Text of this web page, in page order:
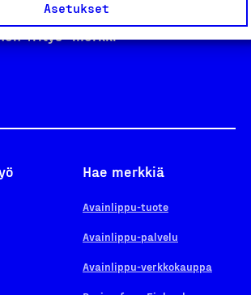
Asetukset
Yritys -merkki
Hae merkkiä
Avainlippu-tuote
Avainlippu-palvelu
Avainlippu-verkkokauppa